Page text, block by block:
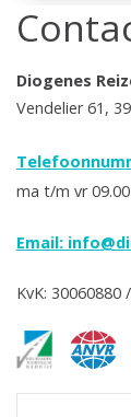
Diogenes
Vendelier 61,
ma t/m vr
Email:
KvK: 30060880